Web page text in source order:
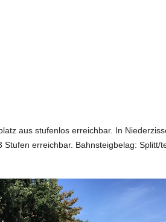
aus stufenlos erreichbar. In
erreichbar. Bahnsteigbelag: Splitt/